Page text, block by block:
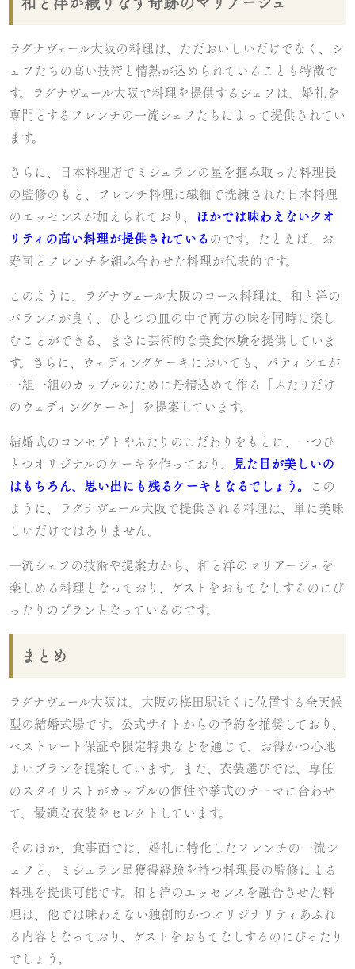
ラグナヴェール大阪の料理は、ただおいしいだけでなく、シ
ェフたちの高い技術と情熱が込められていることも特徴で
す。ラグナヴェール大阪で料理を提供するシェフは、婚礼を
専門とするフレンチの一流シェフたちによって提供されてい
ます。
さらに、日本料理店でミシュランの星を掴み取った料理長
の監修のもと、フレンチ料理に繊細で洗練された日本料理
のエッセンスが加えられており、
ほかでは味わえないクオ
リティの高い料理が提供されている のです。たとえば、お
寿司とフレンチを組み合わせた料理が代表的です。
このように、ラグナヴェール大阪のコース料理は、和と洋の
バランスが良く、ひとつの皿の中で両方の味を同時に楽し
むことができる、まさに芸術的な美食体験を提供していま
す。さらに、ウェディングケーキにおいても、パティシエが
一組一組のカップルのために丹精込めて作る「ふたりだけ
のウェディングケーキ」を提案しています。
結婚式のコンセプトやふたりのこだわりをもとに、一つひ
とつオリジナルのケーキを作っており、
見た目が美しいの
はもちろん、思い出にも残るケーキとなるでしょう。
この
ように、ラグナヴェール大阪で提供される料理は、単に美味
しいだけではありません。
一流シェフの技術や提案力から、和と洋のマリアージュを
楽しめる料理となっており、ゲストをおもてなしするのにぴ
ったりのプランとなっているのです。
まとめ
ラグナヴェール大阪は、大阪の梅田駅近くに位置する全天候
型の結婚式場です。公式サイトからの予約を推奨しており、
ベストレート保証や限定特典などを通じて、お得かつ心地
よいプランを提案しています。また、衣装選びでは、専任
のスタイリストがカップルの個性や挙式のテーマに合わせ
て、最適な衣装をセレクトしています。
そのほか、食事面では、婚礼に特化したフレンチの一流シ
ェフと、ミシュラン星獲得経験を持つ料理長の監修による
料理を提供可能です。和と洋のエッセンスを融合させた料
理は、他では味わえない独創的かつオリジナリティあふれ
る内容となっており、ゲストをおもてなしするのにぴったり
でしょう。